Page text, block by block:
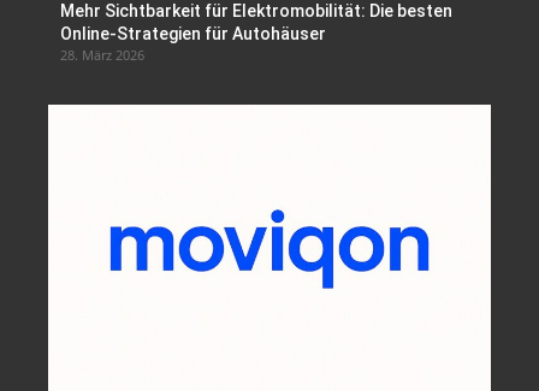
Mehr Sichtbarkeit für Elektromobilität: Die besten
Online-Strategien für Autohäuser
28. März 2026